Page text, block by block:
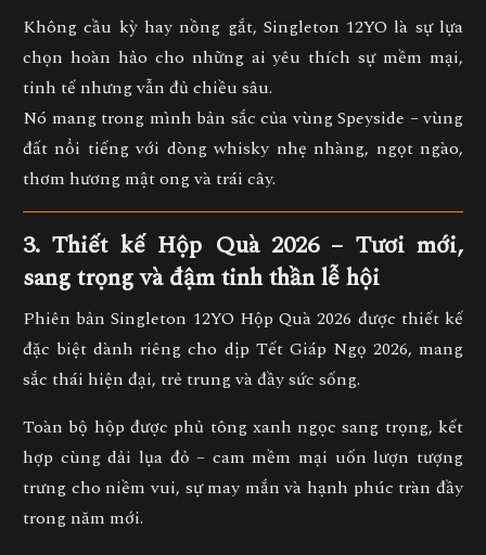
Không cầu kỳ hay nồng gắt, Singleton 12YO là sự lựa
chọn hoàn hảo cho những ai yêu thích sự mềm mại,
tinh tế nhưng vẫn đủ chiều sâu.
Nó mang trong mình bản sắc của vùng Speyside – vùng
đất nổi tiếng với dòng whisky nhẹ nhàng, ngọt ngào,
thơm hương mật ong và trái cây.
3. Thiết kế Hộp Quà 2026 – Tươi mới,
sang trọng và đậm tinh thần lễ hội
Phiên bảnSingleton 12YO Hộp Quà 2026 được thiết kế
đặc biệt dành riêng cho dịp Tết Giáp Ngọ 2026, mang
sắc thái hiện đại, trẻ trung và đầy sức sống.
Toàn bộ hộp được phủ tông xanh ngọc sang trọng, kết
hợp cùngdải lụa đỏ – cam mềm mại uốn lượn tượng
trưng choniềm vui, sự may mắn và hạnh phúc tràn đầy
trong năm mới.